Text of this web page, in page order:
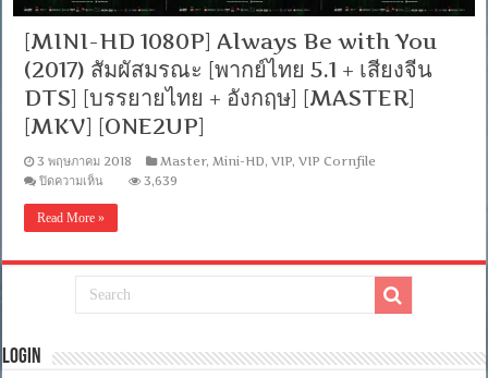
[MINI-HD 1080P] Always Be with You
(2017) สัมผัสมรณะ [พากย์ไทย 5.1 + เสียงจีน
DTS] [บรรยายไทย + อังกฤษ] [MASTER]
[MKV] [ONE2UP]
3 พฤษภาคม 2018 Master, Mini-HD,VIP,VIP Cornfile
ปิดความเห็น
1080P]
Be
You
(2017)
[พากย์
3,639
Read More »
Login